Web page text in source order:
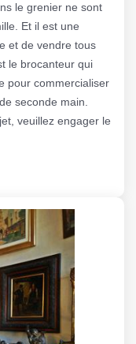
le grenier ne sont
Et il est une
et de vendre tous
le brocanteur qui
pour commercialiser
seconde main.
veuillez engager le